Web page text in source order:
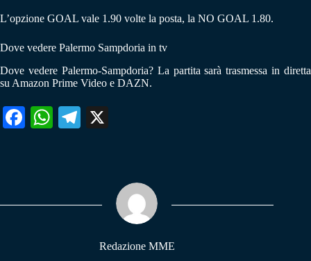
L’opzione GOAL vale 1.90 volte la posta, la NO GOAL 1.80.
Dove vedere Palermo Sampdoria in tv
Dove vedere Palermo-Sampdoria? La partita sarà trasmessa in diretta
su Amazon Prime Video e DAZN.
Fa W
pp
Te
m
Redazione MME